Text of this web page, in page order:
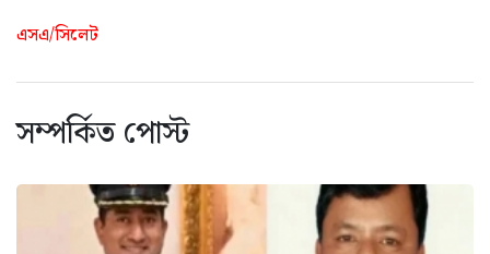
এসএ/সিলেট
সম্পর্কিত পোস্ট